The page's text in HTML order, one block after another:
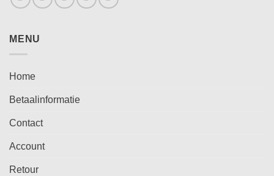
MENU
Home
Betaalinformatie
Contact
Account
Retour